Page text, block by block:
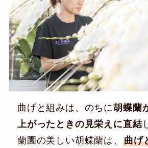
曲げと組みは、のちに胡蝶蘭
上がったときの見栄えに直結
蘭園の美しい胡蝶蘭は、 曲げ